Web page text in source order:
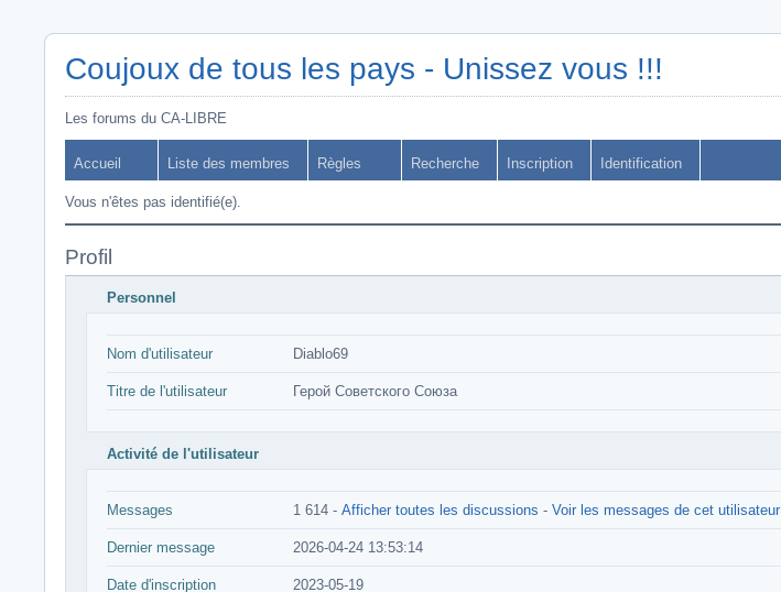
Coujoux de tous les pays - Unissez vous !!!
Les forums du CA-LIBRE
Accueil Liste des membres Règles Recherche Inscription Identification
Vous n'êtes pas identifié(e).
Profil
Personnel
Nom d'utilisateur Diablo69
Titre de l'utilisateur Герой Советского Союза
Activité de l'utilisateur
Messages 1 614 - Afficher toutes les discussions - Voir les messages de cet utilisateur
Dernier message 2026-04-24 13:53:14
Date d'inscription 2023-05-19